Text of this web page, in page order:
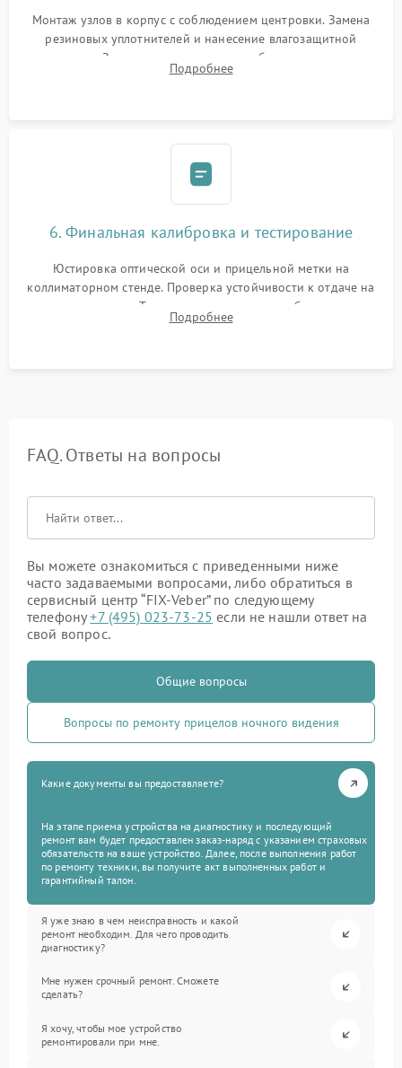
Монтаж узлов в корпус с соблюдением центровки. Замена
резиновых уплотнителей и нанесение влагозащитной
смазки. Заполнение внутреннего объема прицела
осушенным азотом для предотвращения запотевания оптики
Подробнее
6. Финальная калибровка и тестирование
Юстировка оптической оси и прицельной метки на
коллиматорном стенде. Проверка устойчивости к отдаче на
ударном стенде. Тестирование качества изображения в
темноте, дальности обнаружения и корректной работы всех
Подробнее
FAQ. Ответы на вопросы
Вы можете ознакомиться с приведенными ниже
часто задаваемыми вопросами, либо обратиться в
сервисный центр “FIX-Veber” по следующему
телефону+7 (495) 023-73-25 если не нашли ответ на
свой вопрос.
Общие вопросы
Вопросы по ремонту прицелов ночного видения
Какие документы вы предоставляете?
На этапе приема устройства на диагностику и последующий
ремонт вам будет предоставлен заказ-наряд с указанием страховых
обязательств на ваше устройство. Далее, после выполнения работ
по ремонту техники, вы получите акт выполненных работ и
гарантийный талон.
Я уже знаю в чем неисправность и какой
ремонт необходим. Для чего проводить
диагностику?
Мне нужен срочный ремонт. Сможете
сделать?
Я хочу, чтобы мое устройство
ремонтировали при мне.